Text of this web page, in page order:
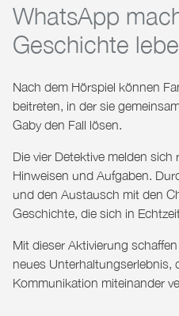
WhatsApp
Geschichte
Nach dem Hörspiel können
beitreten, in der sie
Gaby den Fall lösen.
Die vier Detektive melden sich
Hinweisen und Aufgaben.
und den Austausch mit den
Geschichte, die sich in
Mit dieser Aktivierung schaffen
neues Unterhaltungserlebnis,
Kommunikation miteinander